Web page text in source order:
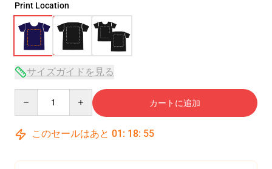
Print Location
サイズガイドを見る
カートに追加
このセールはあと 01 : 18: 54